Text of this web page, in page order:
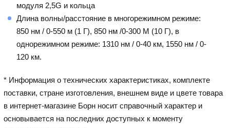
модуля 2,5G и кольца
Длина волны/расстояние в многорежимном режиме:
850 нм / 0-550 м (1 Г), 850 нм /0-300 М (10 Г), в
однорежимном режиме: 1310 нм / 0-40 км, 1550 нм / 0-
120 км.
* Информация о технических характеристиках, комплекте
поставки, стране изготовления, внешнем виде и цвете товара
в интернет-магазине Борн носит справочный характер и
основывается на последних доступных к моменту